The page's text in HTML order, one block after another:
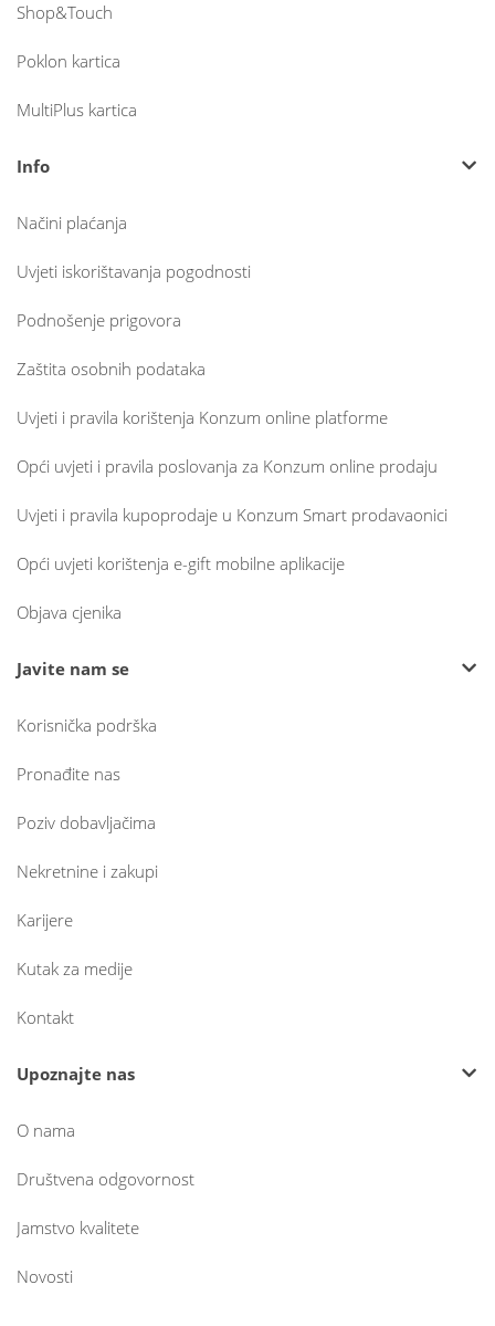
Shop&Touch
Poklon kartica
MultiPlus kartica
Info
Načini plaćanja
Uvjeti iskorištavanja pogodnosti
Podnošenje prigovora
Zaštita osobnih podataka
Uvjeti i pravila korištenja Konzum online platforme
Opći uvjeti i pravila poslovanja za Konzum online prodaju
Uvjeti i pravila kupoprodaje u Konzum Smart prodavaonici
Opći uvjeti korištenja e-gift mobilne aplikacije
Objava cjenika
Javite nam se
Korisnička podrška
Pronađite nas
Poziv dobavljačima
Nekretnine i zakupi
Karijere
Kutak za medije
Kontakt
Upoznajte nas
O nama
Društvena odgovornost
Jamstvo kvalitete
Novosti